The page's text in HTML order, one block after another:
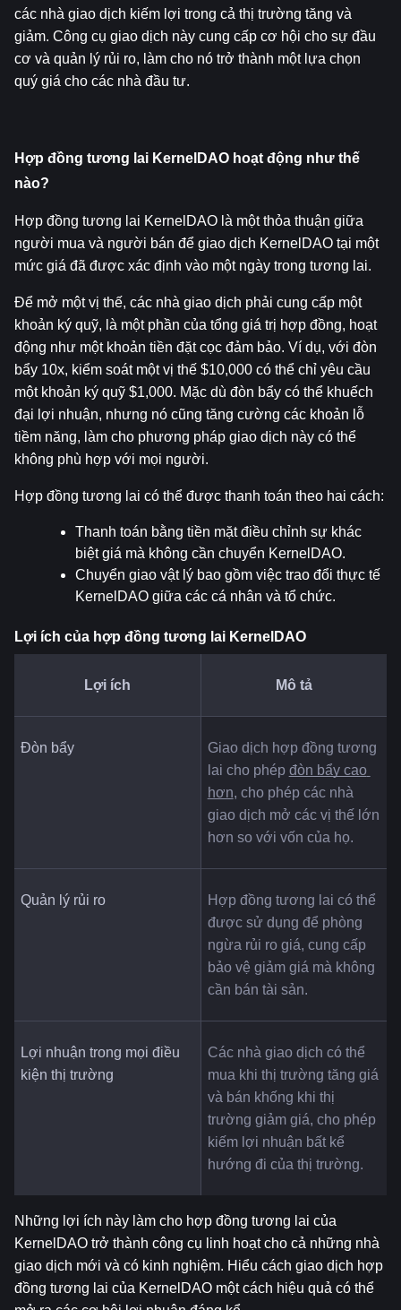
các nhà giao dịch kiếm lợi trong cả thị trường tăng và
giảm. Công cụ giao dịch này cung cấp cơ hội cho sự đầu
cơ và quản lý rủi ro, làm cho nó trở thành một lựa chọn
quý giá cho các nhà đầu tư.
Hợp đồng tương lai KernelDAO hoạt động như thế
nào?
Hợp đồng tương lai KernelDAO là một thỏa thuận giữa
người mua và người bán để giao dịch KernelDAO tại một
mức giá đã được xác định vào một ngày trong tương lai.
Để mở một vị thế, các nhà giao dịch phải cung cấp một
khoản ký quỹ, là một phần của tổng giá trị hợp đồng, hoạt
động như một khoản tiền đặt cọc đảm bảo. Ví dụ, với đòn
bẩy 10x, kiểm soát một vị thế $10,000 có thể chỉ yêu cầu
một khoản ký quỹ $1,000. Mặc dù đòn bẩy có thể khuếch
đại lợi nhuận, nhưng nó cũng tăng cường các khoản lỗ
tiềm năng, làm cho phương pháp giao dịch này có thể
không phù hợp với mọi người.
Hợp đồng tương lai có thể được thanh toán theo hai cách:
Thanh toán bằng tiền mặt điều chỉnh sự khác
biệt giá mà không cần chuyển KernelDAO.
Chuyển giao vật lý bao gồm việc trao đổi thực tế
KernelDAO giữa các cá nhân và tổ chức.
Lợi ích của hợp đồng tương lai KernelDAO
Lợi ích Mô tả
Đòn bẩy
Giao dịch hợp đồng tương
lai cho phép đòn bẩy cao
hơn, cho phép các nhà
giao dịch mở các vị thế lớn
hơn so với vốn của họ.
Quản lý rủi ro
Hợp đồng tương lai có thể
được sử dụng để phòng
ngừa rủi ro giá, cung cấp
bảo vệ giảm giá mà không
cần bán tài sản.
Lợi nhuận trong mọi điều
kiện thị trường
Các nhà giao dịch có thể
mua khi thị trường tăng giá
và bán khống khi thị
trường giảm giá, cho phép
kiếm lợi nhuận bất kể
hướng đi của thị trường.
Những lợi ích này làm cho hợp đồng tương lai của
KernelDAO trở thành công cụ linh hoạt cho cả những nhà
giao dịch mới và có kinh nghiệm. Hiểu cách giao dịch hợp
đồng tương lai của KernelDAO một cách hiệu quả có thể